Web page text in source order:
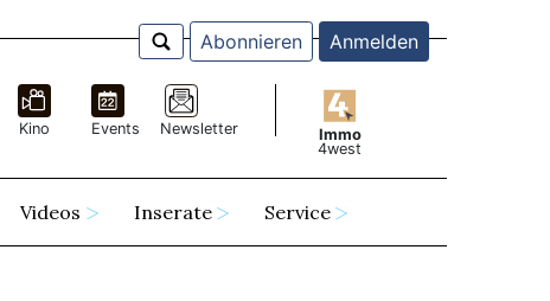
Abonnieren Anmelden
Kino Events Newsletter
Immo
4west
Videos Inserate Service